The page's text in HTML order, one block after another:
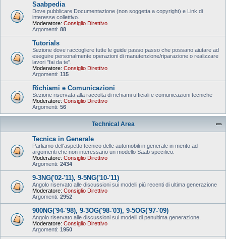
Saabpedia
Dove pubblicare Documentazione (non soggetta a copyright) e Link di
interesse collettivo.
Moderatore: Consiglio Direttivo
Argomenti: 88
Tutorials
Sezione dove raccogliere tutte le guide passo passo che possano aiutare ad
eseguire personalmente operazioni di manutenzione/riparazione o realizzare
lavori "fai da te".
Moderatore: Consiglio Direttivo
Argomenti: 115
Richiami e Comunicazioni
Sezione riservata alla raccolta di richiami ufficiali e comunicazioni tecniche
Moderatore: Consiglio Direttivo
Argomenti: 56
Technical Area
Tecnica in Generale
Parliamo dell'aspetto tecnico delle automobili in generale in merito ad
argomenti che non interessano un modello Saab specifico.
Moderatore: Consiglio Direttivo
Argomenti: 2434
9-3NG('02-'11), 9-5NG('10-'11)
Angolo riservato alle discussioni sui modelli più recenti di ultima generazione
Moderatore: Consiglio Direttivo
Argomenti: 2952
900NG('94-'98), 9-3OG('98-'03), 9-5OG('97-'09)
Angolo riservato alle discussioni sui modelli di penultima generazione.
Moderatore: Consiglio Direttivo
Argomenti: 1950